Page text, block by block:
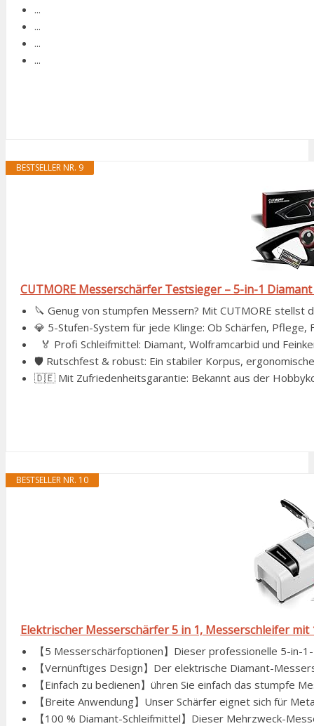
...
...
...
...
BESTSELLER NR. 9
CUTMORE Messerschärfer Testsieger – 5-in-1
🔪 Genug von stumpfen Messern? Mit CUTMORE
💎 5-Stufen-System für jede Klinge: Ob Schärfen, Pflege,
🏅 Profi Schleifmittel: Diamant, Wolframcarbid und
🛡️ Rutschfest & robust: Ein stabiler Korpus,
🇩🇪 Mit Zufriedenheitsgarantie: Bekannt aus der
BESTSELLER NR. 10
Elektrischer Messerschärfer 5 in 1, Messerschleifer mit
【5 Messerschärfoptionen】Dieser professionelle 5-in-
【Vernünftiges Design】Der elektrische Diamant-
【Einfach zu bedienen】ühren Sie einfach das stumpfe
【Breite Anwendung】Unser Schärfer eignet sich für
【100 % Diamant-Schleifmittel】Dieser Mehrzweck-